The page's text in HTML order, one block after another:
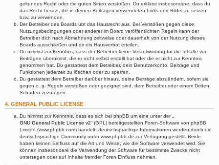
geltendes Recht oder die guten Sitten verstoßen. Du erklärst insbesondere, dass du
das Recht besitzt, die in deinen Beiträgen verwendeten Links und Bilder zu setzen
bzw. zu verwenden.
Der Betreiber des Boards übt das Hausrecht aus. Bei Verstößen gegen diese
Nutzungsbedingungen oder anderer im Board veröffentlichten Regeln kann der
Betreiber dich nach Abmahnung zeitweise oder dauerhaft von der Nutzung dieses
Boards ausschließen und dir ein Hausverbot erteilen.
Du nimmst zur Kenntnis, dass der Betreiber keine Verantwortung für die Inhalte von
Beiträgen übernimmt, die er nicht selbst erstellt hat oder die er nicht zur Kenntnis
genommen hat. Du gestattest dem Betreiber, dein Benutzerkonto, Beiträge und
Funktionen jederzeit zu löschen oder zu sperren.
Du gestattest dem Betreiber darüber hinaus, deine Beiträge abzuändern, sofern sie
gegen o. g. Regeln verstoßen oder geeignet sind, dem Betreiber oder einem Dritten
Schaden zuzufügen.
4. GENERAL PUBLIC LICENSE
Du nimmst zur Kenntnis, dass es sich bei phpBB um eine unter der „
GNU General Public License v2“ (GPL) bereitgestellten Foren-Software von phpBB
Limited (www.phpbb.com) handelt; deutschsprachige Informationen werden durch die
deutschsprachige Community unter www.phpbb.de zur Verfügung gestellt. Beide
haben keinen Einfluss auf die Art und Weise, wie die Software verwendet wird. Sie
können insbesondere die Verwendung der Software für bestimmte Zwecke nicht
untersagen oder auf Inhalte fremder Foren Einfluss nehmen.